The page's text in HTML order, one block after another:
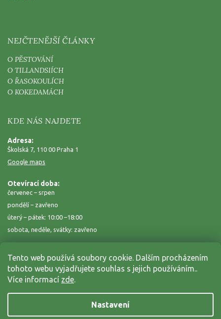
Tento web používá soubory cookie. Dalším procházením
tohoto webu vyjadřujete souhlas s jejich používáním..
Více informací zde.
Nastavení
NEJČTENĚJŠÍ ČLÁNKY
O PĚSTOVÁNÍ
O TILLANDSIÍCH
O ŘASOKOULÍCH
O KOKEDAMÁCH
KDE NÁS NAJDETE
Adresa:
Školská 7, 110 00 Praha 1
Google maps
Otevírací doba:
červenec – srpen
pondělí – zavřeno
úterý – pátek: 10:00 –18:00
sobota, neděle, svátky: zavřeno
Zahrada na niti. Všechna práva vyhrazena.